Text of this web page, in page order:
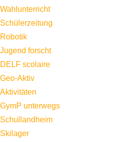
Wahlunterricht
Schülerzeitung
Robotik
Jugend forscht
DELF scolaire
Geo-Aktiv
Aktivitäten
GymP unterwegs
Schullandheim
Skilager